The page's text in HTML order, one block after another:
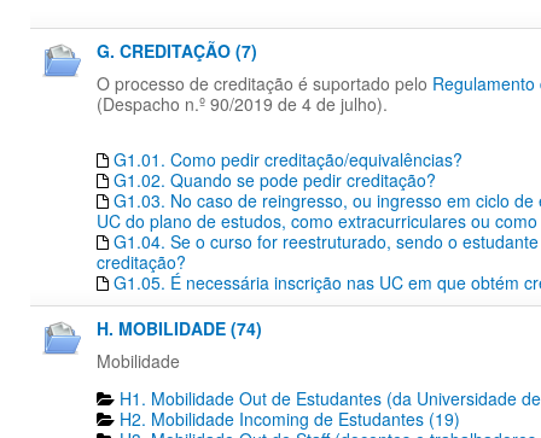
G. CREDITAÇÃO (7)
O processo de creditação é suportado pelo
(Despacho n.º 90/2019 de 4 de julho).
G1.01. Como pedir creditação/equivalências?
G1.02. Quando se pode pedir creditação?
G1.03. No caso de reingresso, ou ingresso em ciclo
UC do plano de estudos, como extracurriculares ou
G1.04. Se o curso for reestruturado, sendo o
creditação?
G1.05. É necessária inscrição nas UC em que obtém
H. MOBILIDADE (74)
Mobilidade
H1. Mobilidade Out de Estudantes (da Universidade
H2. Mobilidade Incoming de Estudantes (19)